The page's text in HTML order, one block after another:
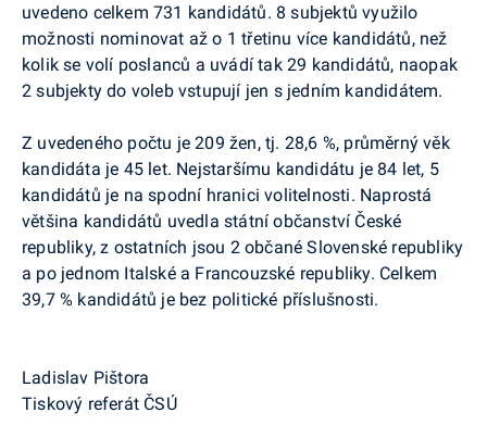
uvedeno celkem 731 kandidátů. 8 subjektů využilo
možnosti nominovat až o 1 třetinu více kandidátů, než
kolik se volí poslanců a uvádí tak 29 kandidátů, naopak
2 subjekty do voleb vstupují jen s jedním kandidátem.
Z uvedeného počtu je 209 žen, tj. 28,6 %, průměrný věk
kandidáta je 45 let. Nejstaršímu kandidátu je 84 let, 5
kandidátů je na spodní hranici volitelnosti. Naprostá
většina kandidátů uvedla státní občanství České
republiky, z ostatních jsou 2 občané Slovenské republiky
a po jednom Italské a Francouzské republiky. Celkem
39,7 % kandidátů je bez politické příslušnosti.
Ladislav Pištora
Tiskový referát ČSÚ